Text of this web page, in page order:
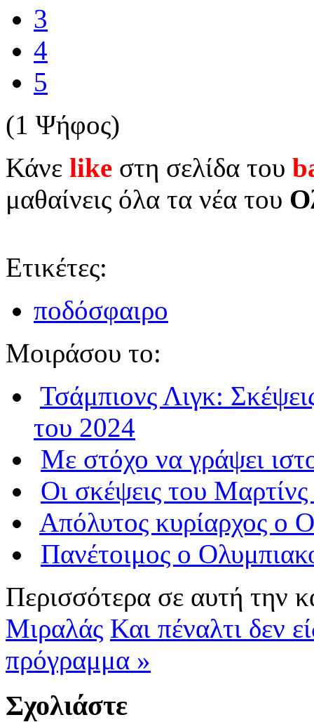
3
4
5
(1 Ψήφος)
Κάνε like στη σελίδα του
μαθαίνεις όλα τα νέα του
Ετικέτες:
ποδόσφαιρο
Μοιράσου το:
Τσάμπιονς Λιγκ:
του 2024
Με στόχο να γράψει
Οι σκέψεις του
Απόλυτος κυρίαρχος ο
Πανέτοιμος ο
Περισσότερα σε αυτή την
Μιραλάς Και πέναλτι δεν
πρόγραμμα »
Σχολιάστε